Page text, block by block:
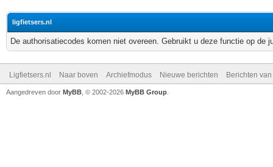
ligfietsers.nl
De authorisatiecodes komen niet overeen. Gebruikt u deze functie op de
Ligfietsers.nl Naar boven Archiefmodus Nieuwe berichten Berichten
Aangedreven door MyBB , © 2002-2026 MyBB Group